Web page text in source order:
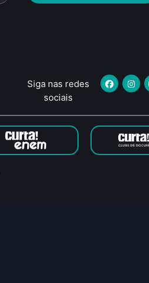
Siga nas redes
sociais